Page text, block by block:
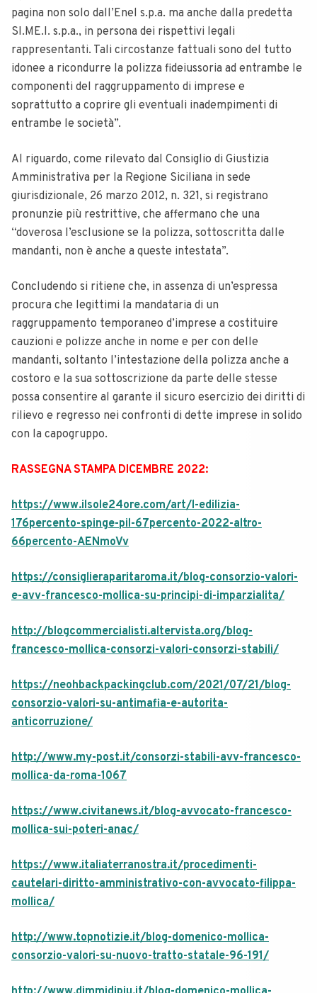
pagina non solo dall’Enel s.p.a. ma anche dalla predetta
SI.ME.I. s.p.a., in persona dei rispettivi legali
rappresentanti. Tali circostanze fattuali sono del tutto
idonee a ricondurre la polizza fideiussoria ad entrambe le
componenti del raggruppamento di imprese e
soprattutto a coprire gli eventuali inadempimenti di
entrambe le società”.
Al riguardo, come rilevato dal Consiglio di Giustizia
Amministrativa per la Regione Siciliana in sede
giurisdizionale, 26 marzo 2012, n. 321, si registrano
pronunzie più restrittive, che affermano che una
“doverosa l’esclusione se la polizza, sottoscritta dalle
mandanti, non è anche a queste intestata”.
Concludendo si ritiene che, in assenza di un’espressa
procura che legittimi la mandataria di un
raggruppamento temporaneo d’imprese a costituire
cauzioni e polizze anche in nome e per con delle
mandanti, soltanto l’intestazione della polizza anche a
costoro e la sua sottoscrizione da parte delle stesse
possa consentire al garante il sicuro esercizio dei diritti di
rilievo e regresso nei confronti di dette imprese in solido
con la capogruppo.
RASSEGNA STAMPA DICEMBRE 2022:
https://www.ilsole24ore.com/art/l-edilizia-
176percento-spinge-pil-67percento-2022-altro-
66percento-AENmoVv
https://consiglieraparitaroma.it/blog-consorzio-valori-
e-avv-francesco-mollica-su-principi-di-imparzialita/
http://blogcommercialisti.altervista.org/blog-
francesco-mollica-consorzi-valori-consorzi-stabili/
https://neohbackpackingclub.com/2021/07/21/blog-
consorzio-valori-su-antimafia-e-autorita-
anticorruzione/
http://www.my-post.it/consorzi-stabili-avv-francesco-
mollica-da-roma-1067
https://www.civitanews.it/blog-avvocato-francesco-
mollica-sui-poteri-anac/
https://www.italiaterranostra.it/procedimenti-
cautelari-diritto-amministrativo-con-avvocato-filippa-
mollica/
http://www.topnotizie.it/blog-domenico-mollica-
consorzio-valori-su-nuovo-tratto-statale-96-191/